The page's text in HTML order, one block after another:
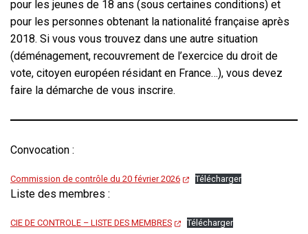
pour les jeunes de 18 ans (sous certaines conditions) et
pour les personnes obtenant la nationalité française après
2018. Si vous vous trouvez dans une autre situation
(déménagement, recouvrement de l’exercice du droit de
vote, citoyen européen résidant en France…), vous devez
faire la démarche de vous inscrire.
Convocation :
Commission de contrôle du 20 février 2026 Télécharger
Liste des membres :
CIE DE CONTROLE – LISTE DES MEMBRES Télécharger